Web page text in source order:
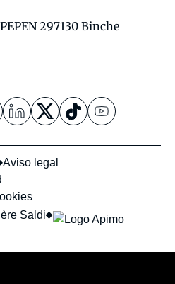
297130 Binche
Saldi
Aviso legal
y se aplican la